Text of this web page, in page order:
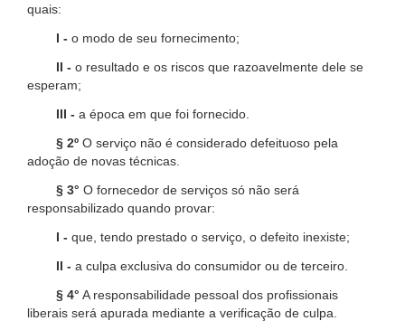
quais:
I - o modo de seu fornecimento;
II - o resultado e os riscos que razoavelmente dele se
esperam;
III - a época em que foi fornecido.
§ 2º O serviço não é considerado defeituoso pela
adoção de novas técnicas.
§ 3° O fornecedor de serviços só não será
responsabilizado quando provar:
I - que, tendo prestado o serviço, o defeito inexiste;
II - a culpa exclusiva do consumidor ou de terceiro.
§ 4° A responsabilidade pessoal dos profissionais
liberais será apurada mediante a verificação de culpa.